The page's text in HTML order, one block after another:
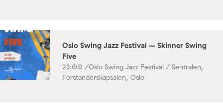
Oslo Swing Jazz Festival – Skinner Swing
Five
23:00 /Oslo Swing Jazz Festival / Sentralen,
Forstanderskapsalen, Oslo